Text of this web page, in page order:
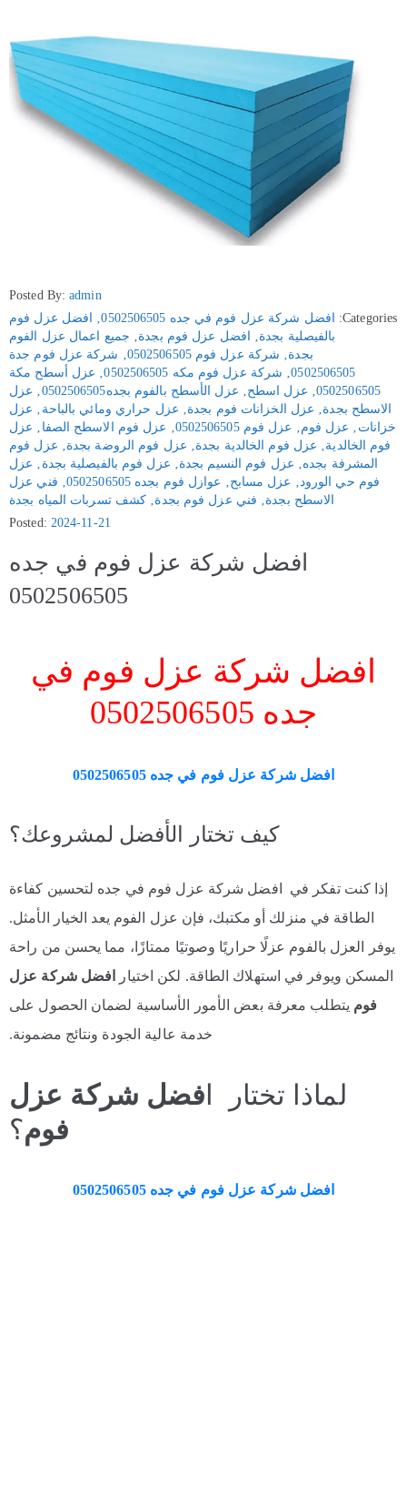
Posted By:admin
Categories:
افضل شركة عزل فوم في جده 0502506505 ‚
افضل عزل فوم
بالفيصلية بجدة
افضل عزل فوم بجدة
جميع اعمال عزل الفوم
بجدة
شركة عزل فوم 0502506505
شركة عزل فوم جدة
0502506505
‚ شركة عزل فوم مكه 0502506505 ‚ عزل أسطح مكة
0502506505
عزل اسطح عزل الأسطح بالفوم بجده0502506505
عزل
الاسطح بجدة
عزل الخزانات فوم بجدة عزل حراري ومائي بالباحة
عزل
خزانات
عزل فوم عزل فوم 0502506505 عزل فوم الاسطح الصفا
عزل
فوم الخالدية
عزل فوم الخالدية بجدة عزل فوم الروضة بجدة
عزل فوم
المشرفة بجده
عزل فوم النسيم بجدة عزل فوم بالفيصلية بجدة
عزل
فوم حي الورود
عزل مسابح عوازل فوم بجده 0502506505
فني عزل
الاسطح بجدة
فني عزل فوم بجدة
كشف تسربات المياه بجدة
Posted: 2024-11-21
افضل شركة عزل فوم في جده
0502506505
افضل شركة عزل فوم في
جده 0502506505
افضل شركة عزل فوم في جده 0502506505
كيف تختار الأفضل لمشروعك؟
إذا كنت تفكر في افضل شركة عزل فوم في جده لتحسين كفاءة
الطاقة في منزلك أو مكتبك، فإن عزل الفوم يعد الخيار الأمثل.
يوفر العزل بالفوم عزلًا حراريًا وصوتيًا ممتازًا، مما يحسن من راحة
المسكن ويوفر في استهلاك الطاقة. لكن اختيار
افضل شركة عزل
فوم يتطلب معرفة بعض الأمور الأساسية لضمان الحصول على
خدمة عالية الجودة ونتائج مضمونة.
لماذا تختار ا فضل شركة عزل
فوم؟
افضل شركة عزل فوم في جده 0502506505